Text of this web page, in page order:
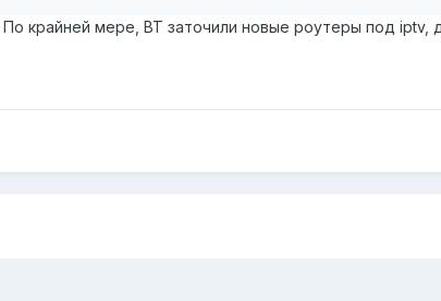
крайней мере, ВТ заточили новые роутеры под iptv,